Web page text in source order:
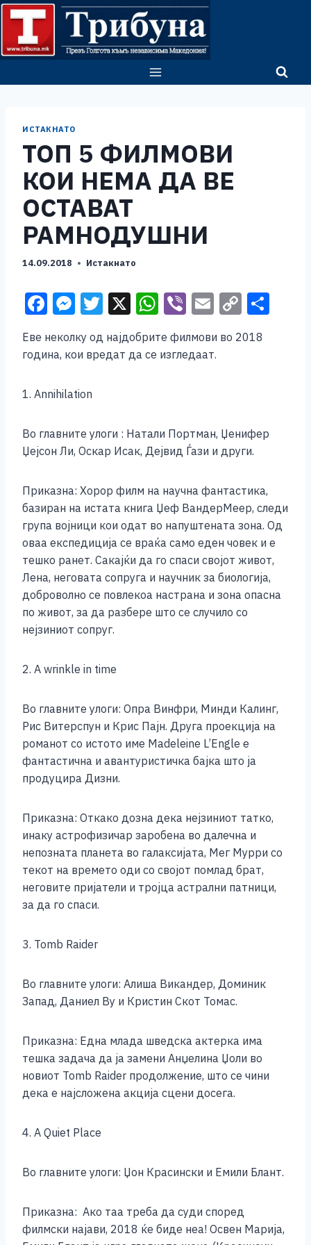
Skip
content
ИСТАКНАТО
ТОП 5 ФИЛМОВИ
КОИ НЕМА ДА ВЕ
ОСТАВАТ
РАМНОДУШНИ
14.09.2018 Истакнато
F
c
b
o
k
M
ss
n
er
T
wi
tt
er
X W
at
p
Vi
er
E
ai
C
o
p
k
Еве неколку од најдобрите филмови во 2018
година, кои вредат да се изгледаат.
1. Annihilation
Во главните улоги : Натали Портман, Џенифер
Џејсон Ли, Оскар Исак, Дејвид Ѓази и други.
Приказна: Хорор филм на научна фантастика,
базиран на истата книга Џеф ВандерМеер, следи
група војници кои одат во напуштената зона. Од
оваа експедиција се враќа само еден човек и е
тешко ранет. Сакајќи да го спаси својот живот,
Лена, неговата сопруга и научник за биологија,
доброволно се повлекоа настрана и зона опасна
по живот, за да разбере што се случило со
нејзиниот сопруг.
2. A wrinkle in time
Во главните улоги: Опра Винфри, Минди Калинг,
Рис Витерспун и Крис Пајн. Друга проекција на
романот со истото име Madeleine L’Engle е
фантастична и авантуристичка бајка што ја
продуцира Дизни.
Приказна: Откако дозна дека нејзиниот татко,
инаку астрофизичар заробена во далечна и
непозната планета во галаксијата, Мег Мурри со
текот на времето оди со својот помлад брат,
неговите пријатели и тројца астрални патници,
за да го спаси.
3. Tomb Raider
Во главните улоги: Алиша Викандер, Доминик
Запад, Даниел Ву и Кристин Скот Томас.
Приказна: Една млада шведска актерка има
тешка задача да ја замени Анџелина Џоли во
новиот Tomb Raider продолжение, што се чини
дека е најсложена акција сцени досега.
4. A Quiet Place
Во главните улоги: Џон Красински и Емили Блант.
Приказна: Ако таа треба да суди според
филмски најави, 2018 ќе биде неа! Освен Марија,